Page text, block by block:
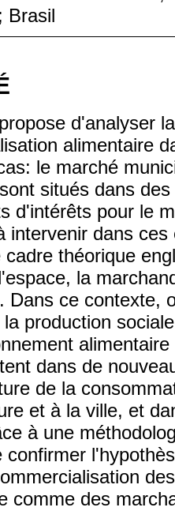
Brasil
d'analyser
alimentaire
le marché
situés dans
d'intérêts pour le
intervenir dans
cadre théorique
la
Dans ce contexte,
production
dans de
de la
et à la ville, et
à une
confirmer
comme des